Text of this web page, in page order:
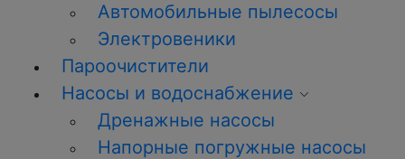
Автомобильные пылесосы
Электровеники
Пароочистители
Насосы и водоснабжение
Дренажные насосы
Напорные погружные насосы